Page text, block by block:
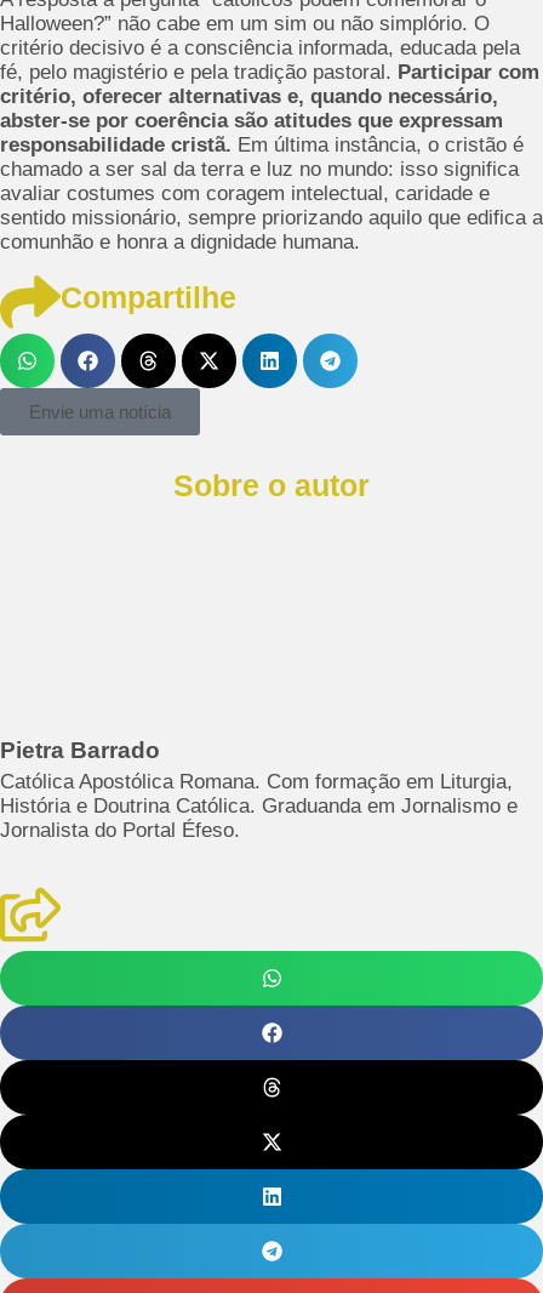
Halloween?” não cabe em um sim ou não simplório. O
critério decisivo é a consciência informada, educada pela
fé, pelo magistério e pela tradição pastoral. Participar com
critério, oferecer alternativas e, quando necessário,
abster-se por coerência são atitudes que expressam
responsabilidade cristã. Em última instância, o cristão é
chamado a ser sal da terra e luz no mundo: isso significa
avaliar costumes com coragem intelectual, caridade e
sentido missionário, sempre priorizando aquilo que edifica a
comunhão e honra a dignidade humana.
Compartilhe
Envie uma notícia
Sobre o autor
Pietra Barrado
Católica Apostólica Romana. Com formação em Liturgia,
História e Doutrina Católica. Graduanda em Jornalismo e
Jornalista do Portal Éfeso.